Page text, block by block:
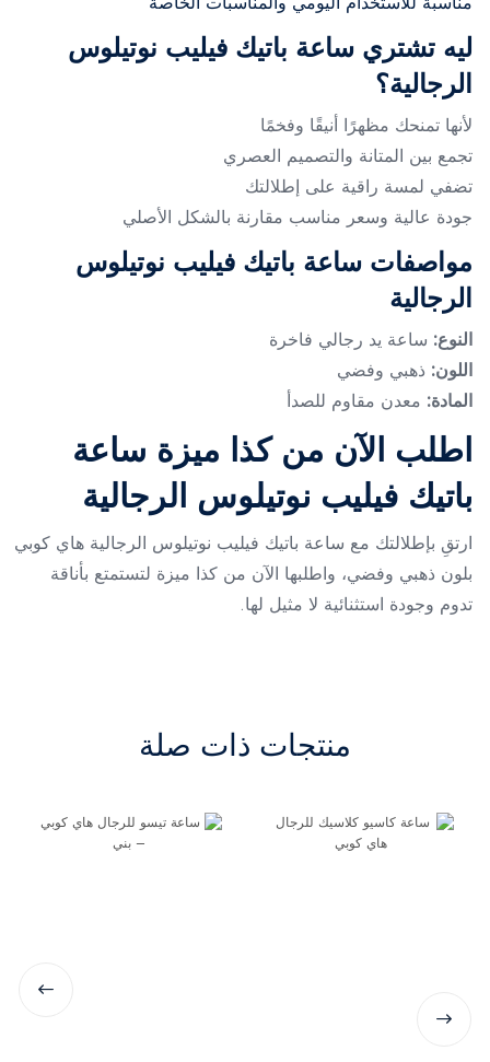
ليه تشتري ساعة باتيك فيليب نوتيلوس
الرجالية؟
لأنها تمنحك مظهرًا أنيقًا وفخمًا
تجمع بين المتانة والتصميم العصري
تضفي لمسة راقية على إطلالتك
جودة عالية وسعر مناسب مقارنة بالشكل الأصلي
مواصفات ساعة باتيك فيليب نوتيلوس
الرجالية
النوع: ساعة يد رجالي فاخرة
اللون: ذهبي وفضي
المادة: معدن مقاوم للصدأ
اطلب الآن من كذا ميزة ساعة
باتيك فيليب نوتيلوس الرجالية
ارتقِ بإطلالتك مع ساعة باتيك فيليب نوتيلوس الرجالية هاي كوبي
بلون ذهبي وفضي، واطلبها الآن من كذا ميزة لتستمتع بأناقة
تدوم وجودة استثنائية لا مثيل لها.
منتجات ذات صلة